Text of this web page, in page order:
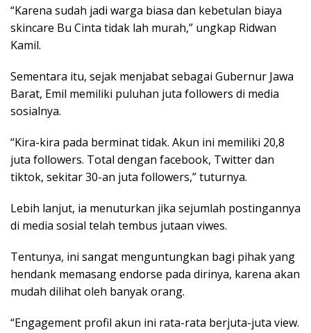
“Karena sudah jadi warga biasa dan kebetulan biaya
skincare Bu Cinta tidak lah murah,” ungkap Ridwan
Kamil.
Sementara itu, sejak menjabat sebagai Gubernur Jawa
Barat, Emil memiliki puluhan juta followers di media
sosialnya.
“Kira-kira pada berminat tidak. Akun ini memiliki 20,8
juta followers. Total dengan facebook, Twitter dan
tiktok, sekitar 30-an juta followers,” tuturnya.
Lebih lanjut, ia menuturkan jika sejumlah postingannya
di media sosial telah tembus jutaan viwes.
Tentunya, ini sangat menguntungkan bagi pihak yang
hendank memasang endorse pada dirinya, karena akan
mudah dilihat oleh banyak orang.
“Engagement profil akun ini rata-rata berjuta-juta view.